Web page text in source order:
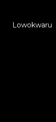
Lowokwaru